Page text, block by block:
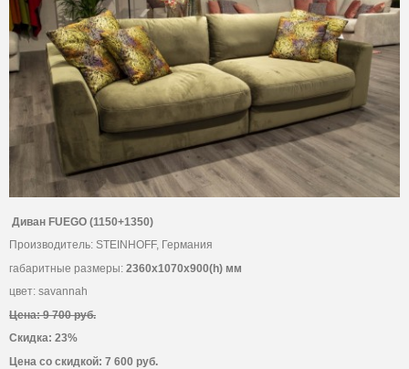
Диван FUEGO (1150+1350)
Производитель: STEINHOFF, Германия
габаритные размеры: 2360х1070х900(h) мм
цвет: savannah
Цена: 9 700 руб.
Скидка: 23%
Цена со скидкой: 7 600 руб.